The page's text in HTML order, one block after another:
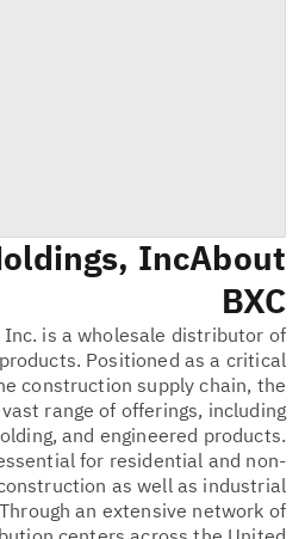
About
Inc.
BXC
Inc. is a wholesale distributor of
Positioned as a critical
construction supply chain, the
range of offerings, including
and engineered products.
for residential and non-
as well as industrial
an extensive network of